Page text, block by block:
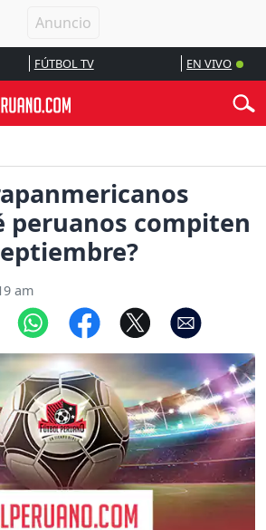
FÚTBOL TV EN VIVO
peruanos compiten
am